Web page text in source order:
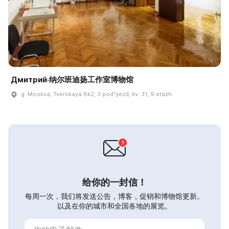
Дмитрий·纳尔班迪扬工作室博物馆
g. Moskva, Tverskaya 8k2, 3 podʺyezd, kv. 31, 9 etazh
给你的一封信！
每周一次，我们将发送公告，博客，促销和博物馆更新。
以及在你的城市和全国各地的展览。